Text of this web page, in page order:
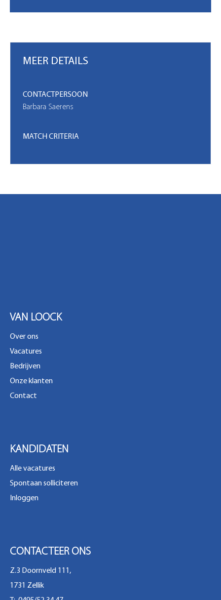
MEER DETAILS
CONTACTPERSOON
Barbara Saerens
MATCH CRITERIA
VAN LOOCK
Over ons
Vacatures
Bedrijven
Onze klanten
Contact
KANDIDATEN
Alle vacatures
Spontaan solliciteren
Inloggen
CONTACTEER ONS
Z.3 Doornveld 111,
1731 Zellik